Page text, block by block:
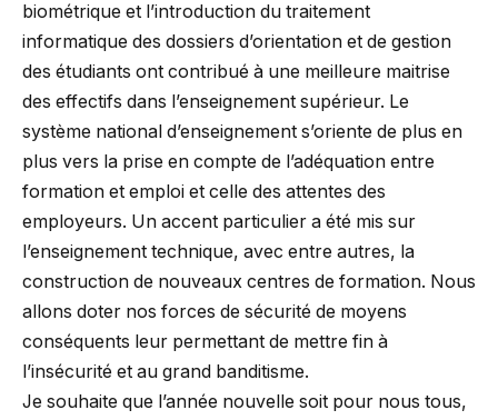
biométrique et l’introduction du traitement
informatique des dossiers d’orientation et de gestion
des étudiants ont contribué à une meilleure maitrise
des effectifs dans l’enseignement supérieur. Le
système national d’enseignement s’oriente de plus en
plus vers la prise en compte de l’adéquation entre
formation et emploi et celle des attentes des
employeurs. Un accent particulier a été mis sur
l’enseignement technique, avec entre autres, la
construction de nouveaux centres de formation. Nous
allons doter nos forces de sécurité de moyens
conséquents leur permettant de mettre fin à
l’insécurité et au grand banditisme.
Je souhaite que l’année nouvelle soit pour nous tous,